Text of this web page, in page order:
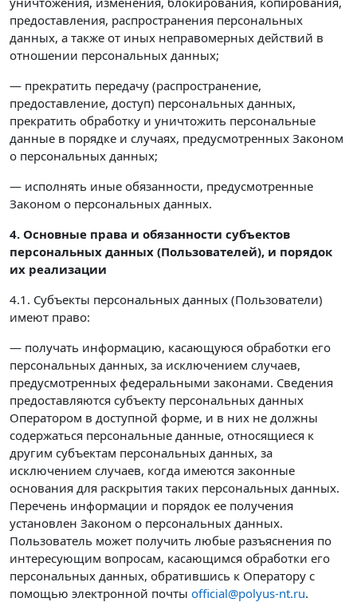
предоставления, распространения персональных
данных, а также от иных неправомерных действий в
отношении персональных данных;
— прекратить передачу (распространение,
предоставление, доступ) персональных данных,
прекратить обработку и уничтожить персональные
данные в порядке и случаях, предусмотренных Законом
о персональных данных;
— исполнять иные обязанности, предусмотренные
Законом о персональных данных.
4. Основные права и обязанности субъектов
персональных данных (Пользователей), и порядок
их реализации
4.1. Субъекты персональных данных (Пользователи)
имеют право:
— получать информацию, касающуюся обработки его
персональных данных, за исключением случаев,
предусмотренных федеральными законами. Сведения
предоставляются субъекту персональных данных
Оператором в доступной форме, и в них не должны
содержаться персональные данные, относящиеся к
другим субъектам персональных данных, за
исключением случаев, когда имеются законные
основания для раскрытия таких персональных данных.
Перечень информации и порядок ее получения
установлен Законом о персональных данных.
Пользователь может получить любые разъяснения по
интересующим вопросам, касающимся обработки его
персональных данных, обратившись к Оператору с
помощью электронной почты official@polyus-nt.ru.